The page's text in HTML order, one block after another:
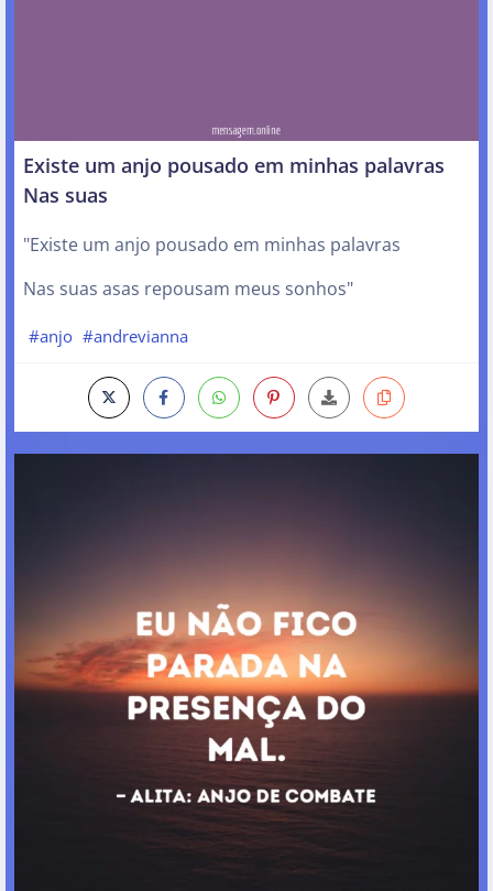
Existe um anjo pousado em minhas palavras
Nas suas
"Existe um anjo pousado em minhas palavras
Nas suas asas repousam meus sonhos"
#anjo #andrevianna